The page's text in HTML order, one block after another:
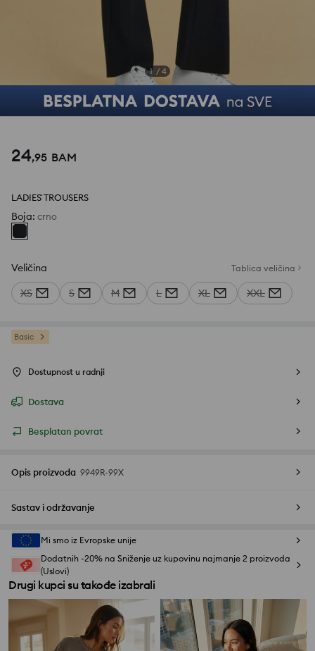
1 / 4
24,95 BAM
LADIES` TROUSERS
Boja: crno
Veličina Tablica veličina
XS S M L XL XXL
Basic
Dostupnost u radnji
Dostava
Besplatan povrat
Opis proizvoda 9949R-99X
Sastav i održavanje
Mi smo iz Evropske unije
Dodatnih -20% na Sniženje uz kupovinu najmanje 2 proizvoda
(Uslovi)
Drugi kupci su takođe izabrali